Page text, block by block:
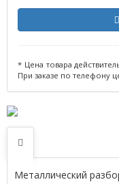
* Цена товара
При заказе по телефону
Металлический